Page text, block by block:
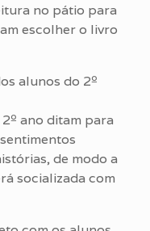
no pátio para
escolher o livro
alunos do 2º
ano ditam para
de modo a
socializada com